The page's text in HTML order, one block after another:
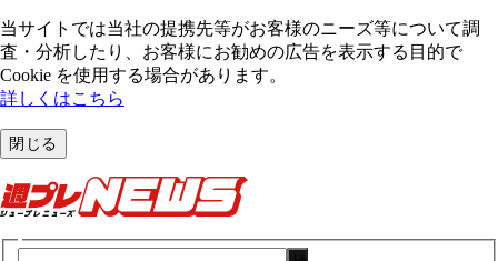
当サイトでは当社の提携先等がお客様のニーズ等について調
査・分析したり、お客様にお勧めの広告を表⽰する⽬的で
Cookie を使⽤する場合があります。
詳しくはこちら
閉じる